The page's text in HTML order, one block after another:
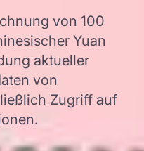
von 100
Yuan
aktueller
von
Zugriff auf